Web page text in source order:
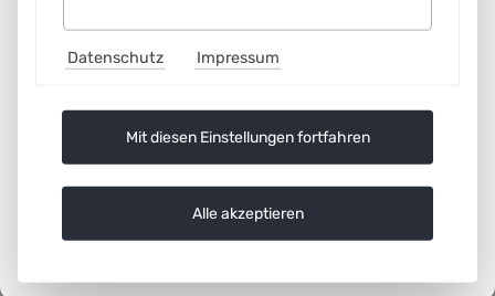
Datenschutz Impressum
Mit diesen Einstellungen fortfahren
Alle akzeptieren